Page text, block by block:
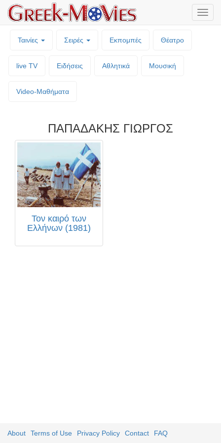
Ταινίες Σειρές Εκπομπές Θέατρο
live TV Ειδήσεις Αθλητικά Μουσική
Video-Mαθήματα
ΠΑΠΑΔΑΚΗΣ ΓΙΩΡΓΟΣ
Τον καιρό των
Ελλήνων (1981)
About Terms of Use Privacy Policy Contact FAQ